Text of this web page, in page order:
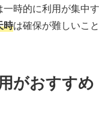
時的に利用が集中
時は確保が難しいこ
がおすすめ